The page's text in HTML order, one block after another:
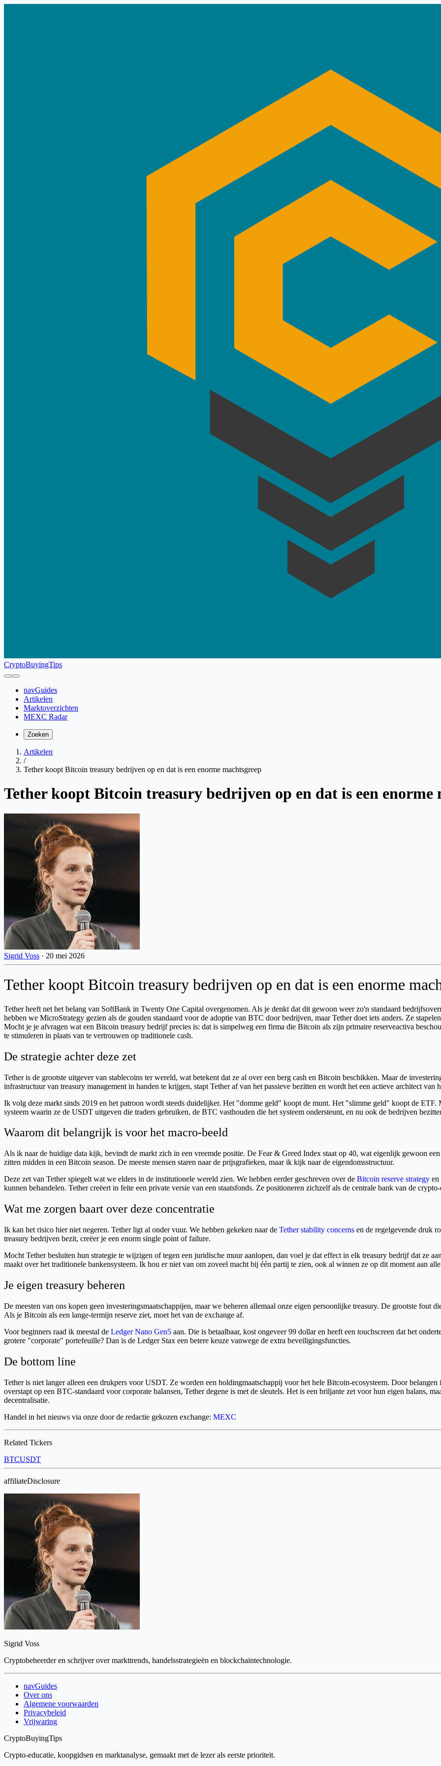
CryptoBuyingTips
navGuides
Artikelen
Marktoverzichten
MEXC Radar
Zoeken
Artikelen
/
Tether koopt Bitcoin treasury bedrijven op en dat is een enorme machtsgreep
Tether koopt Bitcoin treasury bedrijven op en dat is een enorme
Sigrid Voss · 20 mei 2026
Tether koopt Bitcoin treasury bedrijven op en dat is een enorme
Tether heeft net het belang van SoftBank in Twenty One Capital overgenomen. Als je denkt dat dit gewoon weer zo'n standaard
hebben we MicroStrategy gezien als de gouden standaard voor de adoptie van BTC door bedrijven, maar Tether doet iets anders. Ze
Mocht je je afvragen wat een Bitcoin treasury bedrijf precies is: dat is simpelweg een firma die Bitcoin als zijn primaire reserveactiva
te stimuleren in plaats van te vertrouwen op traditionele cash.
De strategie achter deze zet
Tether is de grootste uitgever van stablecoins ter wereld, wat betekent dat ze al over een berg cash en Bitcoin beschikken. Maar de
infrastructuur van treasury management in handen te krijgen, stapt Tether af van het passieve bezitten en wordt het een actieve architect van
Ik volg deze markt sinds 2019 en het patroon wordt steeds duidelijker. Het "domme geld" koopt de munt. Het "slimme geld" koopt de
systeem waarin ze de USDT uitgeven die traders gebruiken, de BTC vasthouden die het systeem ondersteunt, en nu ook de bedrijven
Waarom dit belangrijk is voor het macro-beeld
Als ik naar de huidige data kijk, bevindt de markt zich in een vreemde positie. De Fear & Greed Index staat op 40, wat eigenlijk gewoon
zitten midden in een Bitcoin season. De meeste mensen staren naar de prijsgrafieken, maar ik kijk naar de eigendomsstructuur.
Deze zet van Tether spiegelt wat we elders in de institutionele wereld zien. We hebben eerder geschreven over de Bitcoin reserve strategy en
kunnen behandelen. Tether creëert in feite een private versie van een staatsfonds. Ze positioneren zichzelf als de centrale bank van de
Wat me zorgen baart over deze concentratie
Ik kan het risico hier niet negeren. Tether ligt al onder vuur. We hebben gekeken naar de Tether stability concerns en de regelgevende druk
treasury bedrijven bezit, creëer je een enorm single point of failure.
Mocht Tether besluiten hun strategie te wijzigen of tegen een juridische muur aanlopen, dan voel je dat effect in elk treasury bedrijf dat ze
maakt over het traditionele bankensysteem. Ik hou er niet van om zoveel macht bij één partij te zien, ook al winnen ze op dit moment aan
Je eigen treasury beheren
De meesten van ons kopen geen investeringsmaatschappijen, maar we beheren allemaal onze eigen persoonlijke treasury. De grootste fout
Als je Bitcoin als een lange-termijn reserve ziet, moet het van de exchange af.
Voor beginners raad ik meestal de Ledger Nano Gen5 aan. Die is betaalbaar, kost ongeveer 99 dollar en heeft een touchscreen dat het
grotere "corporate" portefeuille? Dan is de Ledger Stax een betere keuze vanwege de extra beveiligingsfuncties.
De bottom line
Tether is niet langer alleen een drukpers voor USDT. Ze worden een holdingmaatschappij voor het hele Bitcoin-ecosysteem. Door
overstapt op een BTC-standaard voor corporate balansen, Tether degene is met de sleutels. Het is een briljante zet voor hun eigen balans,
decentralisatie.
Handel in het nieuws via onze door de redactie gekozen exchange: MEXC
Related Tickers
BTCUSDT
affiliateDisclosure
Sigrid Voss
Cryptobeheerder en schrijver over markttrends, handelsstrategieën en blockchaintechnologie.
navGuides
Over ons
Algemene voorwaarden
Privacybeleid
Vrijwaring
CryptoBuyingTips
Crypto-educatie, koopgidsen en marktanalyse, gemaakt met de lezer als eerste prioriteit.